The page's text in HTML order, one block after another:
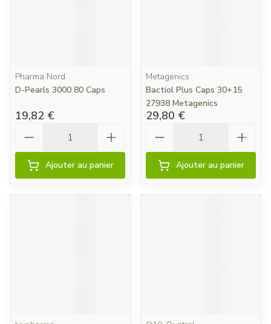
Pharma Nord
D-Pearls 3000 80 Caps
19,82 €
Ajouter au panier
Metagenics
Bactiol Plus Caps 30+15
27938 Metagenics
29,80 €
Ajouter au panier